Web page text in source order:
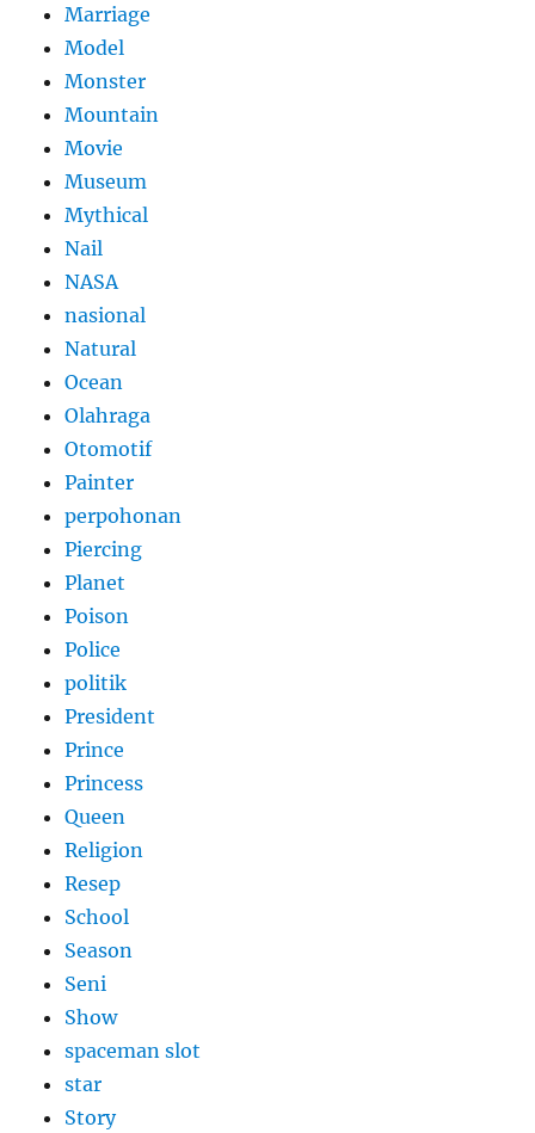
Marriage
Model
Monster
Mountain
Movie
Museum
Mythical
Nail
NASA
nasional
Natural
Ocean
Olahraga
Otomotif
Painter
perpohonan
Piercing
Planet
Poison
Police
politik
President
Prince
Princess
Queen
Religion
Resep
School
Season
Seni
Show
spaceman slot
star
Story